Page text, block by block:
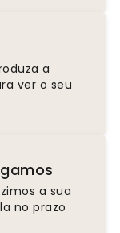
a
ver o seu
a sua
no prazo